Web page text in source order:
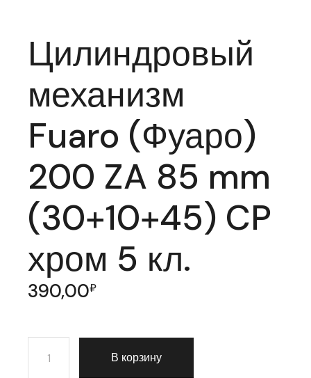
Цилиндровый
механизм
Fuaro (Фуаро)
200 ZA 85 mm
(30+10+45) CP
хром 5 кл.
390,00₽
Количество товара Цилиндровый механизм Fuaro
В корзину